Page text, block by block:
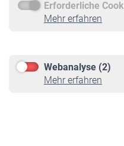
Erforderliche
Mehr erfahren
Webanalyse (2)
Mehr erfahren
Service
Informationen
Online-Rechner
VBLnewsletter